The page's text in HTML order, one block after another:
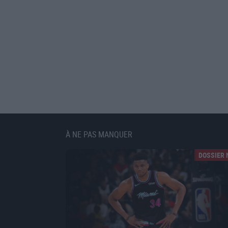
À NE PAS MANQUER
DOSSIER